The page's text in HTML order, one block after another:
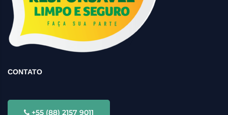
CONTATO
+55 (88) 2157 9011